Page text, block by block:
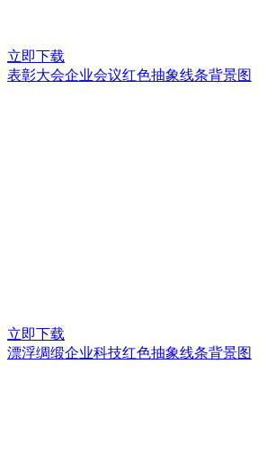
立即下载
表彰大会企业会议红色抽象线条背景图
立即下载
漂浮绸缎企业科技红色抽象线条背景图